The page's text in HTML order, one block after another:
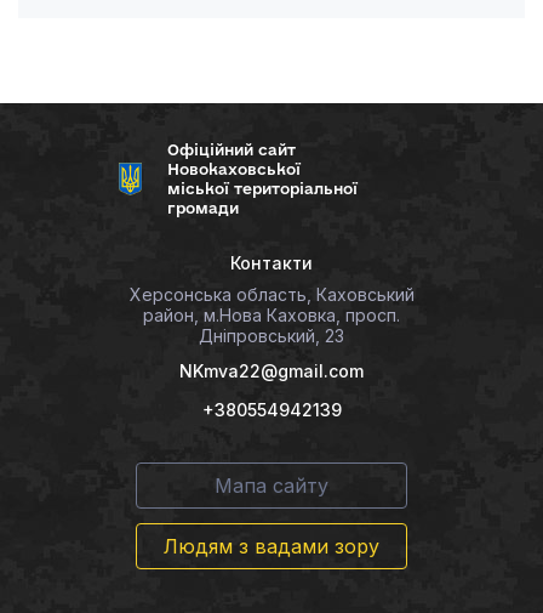
Офіційний сайт
Новокаховської
міської територіальної
громади
Контакти
Херсонська область, Каховський
район, м.Нова Каховка, просп.
Дніпровський, 23
NKmva22@gmail.com
+380554942139
Мапа сайту
Людям з вадами зору